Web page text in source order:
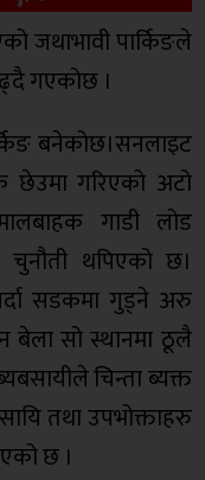
जथाभावी पार्किङले
गएकोछ ।
बनेकोछ।सनलाइट
गरिएको अटो
गाडी लोड
थपिएको छ।
सडकमा गुड्ने अरु
बेला सो स्थानमा ठूलै
चिन्ता ब्यक्त
तथा उपभोक्ताहरु
छ ।